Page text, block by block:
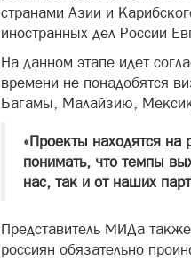
странами Азии и
иностранных дел России
На данном этапе идет
времени не понадобятся
Багамы, Малайзию,
«Проекты находятся на
понимать, что темпы
нас, так и от наших
Представитель МИДа также
россиян обязательно